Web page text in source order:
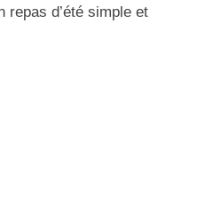
repas d’été simple et